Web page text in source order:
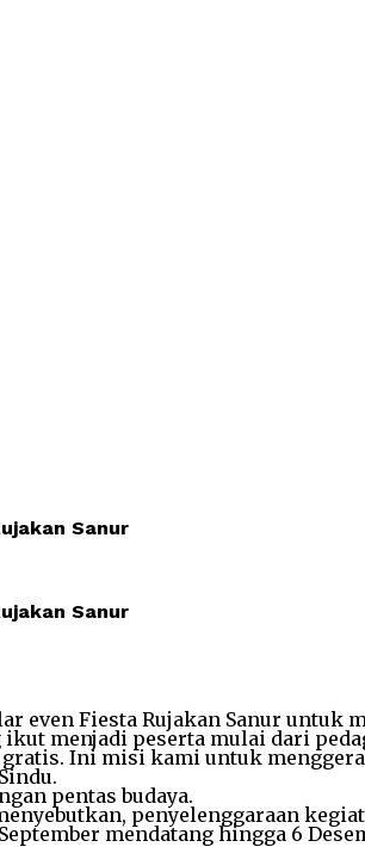
Sanur
Sanur
even Fiesta Rujakan Sanur
ikut menjadi peserta mulai dari
Ini misi kami untuk
pentas budaya.
penyelenggaraan
mendatang hingga 6